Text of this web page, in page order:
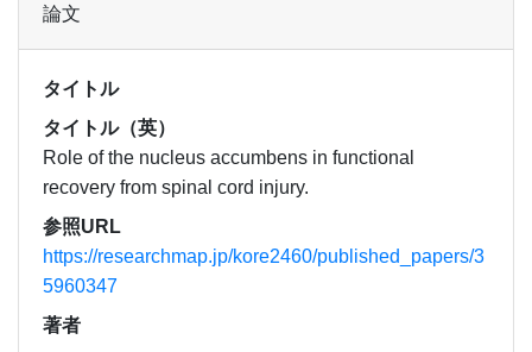
論文
タイトル
タイトル（英）
Role of the nucleus accumbens in functional
recovery from spinal cord injury.
参照URL
https://researchmap.jp/kore2460/published_papers/3
5960347
著者